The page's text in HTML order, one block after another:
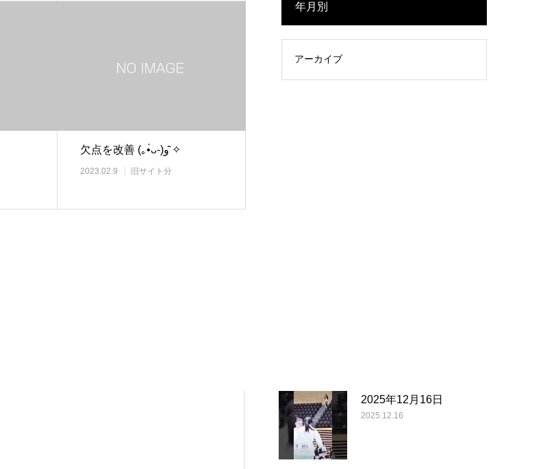
欠点を改善 (｡•̀ᴗ-)و ̑̑✧
2023.02.9 旧サイト分
年月別
2025年12月16日
2025.12.16